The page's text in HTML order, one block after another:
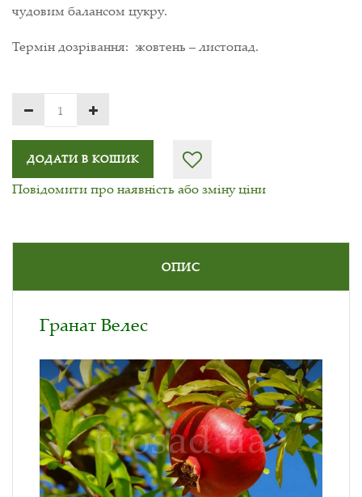
чудовим балансом цукру.
Термін дозрівання: жовтень – листопад.
ДОДАТИ В КОШИК
Повідомити про наявність або зміну ціни
ОПИС
Гранат Велес